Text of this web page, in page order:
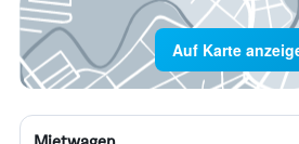
Auf Karte